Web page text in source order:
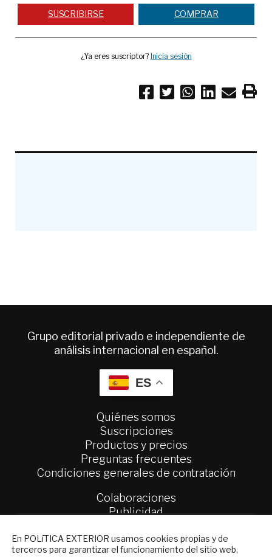
SUSCRIBIRSE COMPRAR
¿Ya eres suscriptor? Inicia sesión
Grupo editorial privado e independiente de
análisis internacional en español.
ES
Quiénes somos
Suscripciones
Productos y precios
Preguntas frecuentes
Condiciones generales de contratación
Colaboraciones
Publicidad
Política Exterior
En POLíTICA EXTERIOR usamos cookies propias y de
terceros para garantizar el funcionamiento del sitio web,
NEWSLETTER
Suscríbase a nuestro boletín electrónico y